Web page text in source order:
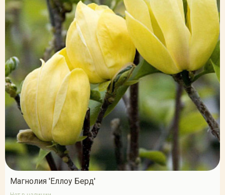
Магнолия 'Еллоу Берд'